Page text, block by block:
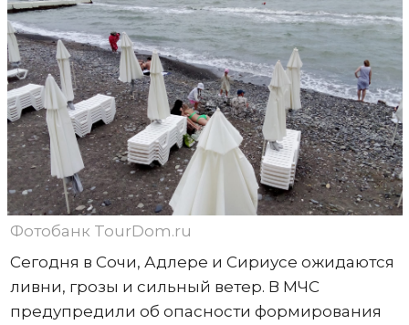
Фотобанк TourDom.ru
Сегодня в Сочи, Адлере и Сириусе ожидаются
ливни, грозы и сильный ветер. В МЧС
предупредили об опасности формирования